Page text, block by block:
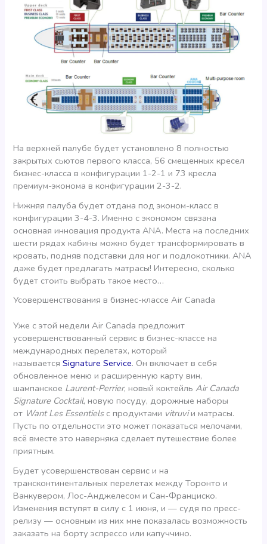
На верхней палубе будет установлено 8 полностью
закрытых сьютов первого класса, 56 смещенных кресел
бизнес-класса в конфигурации 1-2-1 и 73 кресла
премиум-эконома в конфигурации 2-3-2.
Нижняя палуба будет отдана под эконом-класс в
конфигурации 3-4-3. Именно с экономом связана
основная инновация продукта ANA. Места на последних
шести рядах кабины можно будет трансформировать в
кровать, подняв подставки для ног и подлокотники. ANA
даже будет предлагать матрасы! Интересно, сколько
будет стоить выбрать такое место…
Усовершенствования в бизнес-классе Air Canada
Уже с этой недели Air Canada предложит
усовершенствованный сервис в бизнес-классе на
международных перелетах, который
называетсяSignature Service. Он включает в себя
обновленное меню и расширенную карту вин,
шампанское Laurent-Perrier, новый коктейльAir Canada
Signature Cocktail, новую посуду, дорожные наборы
от Want Les Essentielsс продуктами vitruviи матрасы.
Пусть по отдельности это может показаться мелочами,
всё вместе это наверняка сделает путешествие более
приятным.
Будет усовершенствован сервис и на
трансконтинентальных перелетах между Торонто и
Ванкувером, Лос-Анджелесом и Сан-Франциско.
Изменения вступят в силу с 1 июня, и — судя по пресс-
релизу — основным из них мне показалась возможность
заказать на борту эспрессо или капуччино.